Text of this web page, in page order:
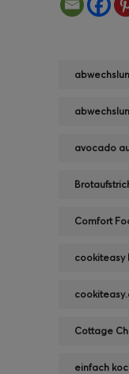
avocado
Comfort
cookiteasy
Cottage
einfach